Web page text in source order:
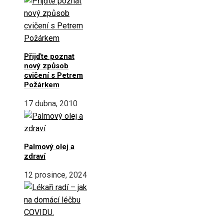
Přijďte poznat
nový způsob
cvičení s Petrem
Požárkem
17 dubna, 2010
Palmový olej a
zdraví
12 prosince, 2024